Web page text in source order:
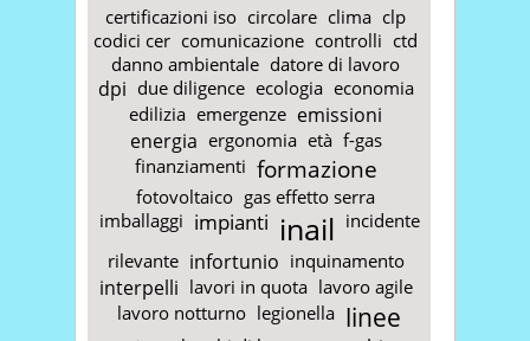
certificazioni iso circolare clima clp
codici cer comunicazione controlli ctd
danno ambientale datore di lavoro
dpi due diligence ecologia economia
edilizia emergenze emissioni
energia ergonomia età f-gas
finanziamenti formazione
fotovoltaico gas effetto serra
imballaggi impianti inail incidente
rilevante infortunio inquinamento
interpelli lavori in quota lavoro agile
lavoro notturno legionella linee